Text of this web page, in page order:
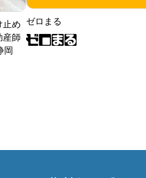
止め
産師
岡
ゼロまる